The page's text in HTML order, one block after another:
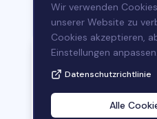
KontaktRechtliches
Cookie-Einstellungen
Wir verwenden
unserer Website zu
Cookies akzeptieren,
Einstellungen anpassen.
Datenschutzrichtlinie
Alle